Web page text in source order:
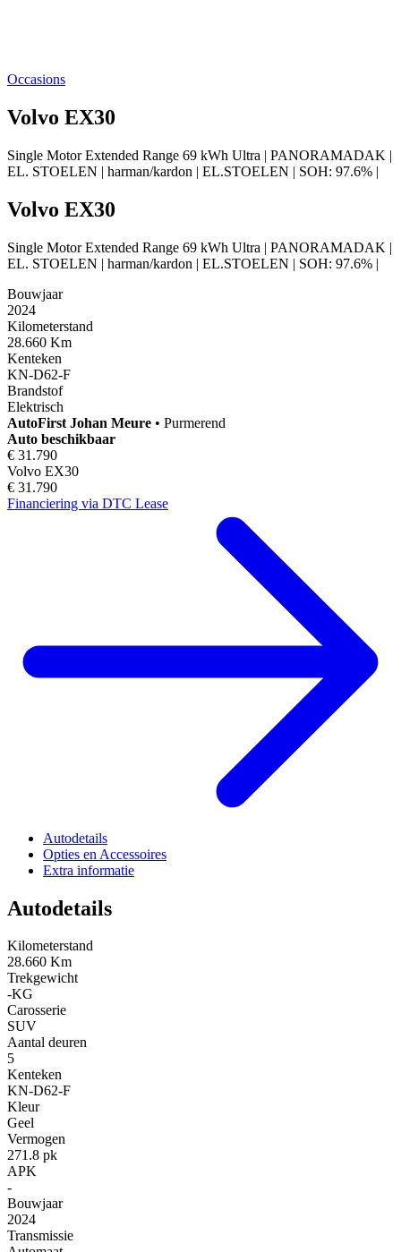
Occasions
Volvo EX30
Single Motor Extended Range 69 kWh Ultra | PANORAMADAK |
EL. STOELEN | harman/kardon | EL.STOELEN | SOH: 97.6% |
Volvo EX30
Single Motor Extended Range 69 kWh Ultra | PANORAMADAK |
EL. STOELEN | harman/kardon | EL.STOELEN | SOH: 97.6% |
Bouwjaar
2024
Kilometerstand
28.660 Km
Kenteken
KN-D62-F
Brandstof
Elektrisch
AutoFirst Johan Meure • Purmerend
Auto beschikbaar
€ 31.790
Volvo EX30
€ 31.790
Financiering via DTC Lease
Autodetails
Opties en Accessoires
Extra informatie
Autodetails
Kilometerstand
28.660 Km
Trekgewicht
-KG
Carosserie
SUV
Aantal deuren
5
Kenteken
KN-D62-F
Kleur
Geel
Vermogen
271.8 pk
APK
-
Bouwjaar
2024
Transmissie